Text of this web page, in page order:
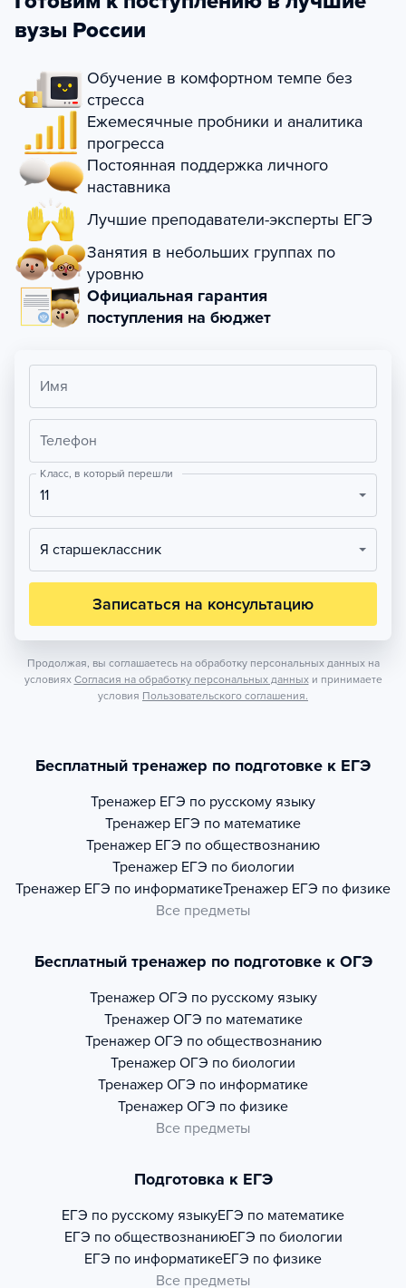
вузы России
Обучение в комфортном темпе без
стресса
Ежемесячные пробники и аналитика
прогресса
Постоянная поддержка личного
наставника
Лучшие преподаватели-эксперты ЕГЭ
Занятия в небольших группах по
уровню
Официальная гарантия
поступления на бюджет
Имя
Телефон
Класс, в который перешли
11
Я старшеклассник
Записаться на консультацию
Продолжая, вы соглашаетесь на обработку персональных данных на
условиях Согласия на обработку персональных данных и принимаете
условия Пользовательского соглашения.
Бесплатный тренажер по подготовке к ЕГЭ
Тренажер ЕГЭ по русскому языку
Тренажер ЕГЭ по математике
Тренажер ЕГЭ по обществознанию
Тренажер ЕГЭ по биологии
Тренажер ЕГЭ по информатикеТренажер ЕГЭ по физике
Все предметы
Бесплатный тренажер по подготовке к ОГЭ
Тренажер ОГЭ по русскому языку
Тренажер ОГЭ по математике
Тренажер ОГЭ по обществознанию
Тренажер ОГЭ по биологии
Тренажер ОГЭ по информатике
Тренажер ОГЭ по физике
Все предметы
Подготовка к ЕГЭ
ЕГЭ по русскому языкуЕГЭ по математике
ЕГЭ по обществознаниюЕГЭ по биологии
ЕГЭ по информатикеЕГЭ по физике
Все предметы